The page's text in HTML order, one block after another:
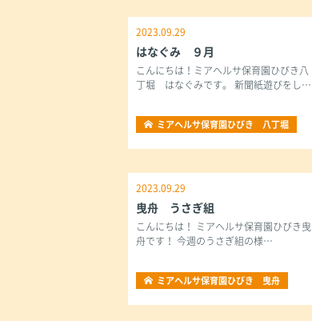
2023.09.29
はなぐみ ９月
こんにちは！ミアヘルサ保育園ひびき八
丁堀 はなぐみです。 新聞紙遊びをし…
ミアヘルサ保育園ひびき 八丁堀
2023.09.29
曳舟 うさぎ組
こんにちは！ ミアヘルサ保育園ひびき曳
舟です！ 今週のうさぎ組の様…
ミアヘルサ保育園ひびき 曳舟